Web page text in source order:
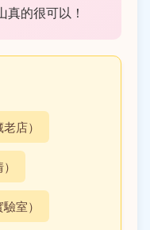
的很可以！
店）
室）